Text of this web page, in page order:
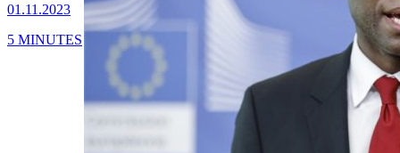
01.11.2023
5 MINUTES